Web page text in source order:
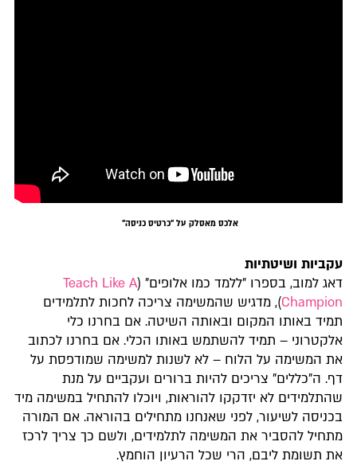
אלכס מאסלק על "כרטיס כניסה"
עקביות ושיטתיות
דאג למוב, בספרו "ללמד כמו אלופים" (Teach Like A
Champion), מדגיש שהמשימה צריכה לחכות לתלמידים
תמיד באותו המקום ובאותה השיטה. אם בחרנו כלי
אלקטרוני – תמיד להשתמש באותו הכלי. אם בחרנו לכתוב
את המשימה על הלוח – לא לשנות למשימה שמודפסת על
דף. ה"כללים" צריכים להיות ברורים ועקביים על מנת
שהתלמידים לא יזדקקו להוראות, ויוכלו להתחיל במשימה מיד
בכניסה לשיעור, לפני שאנחנו מתחילים בהוראה. אם המורה
מתחיל להסביר את המשימה לתלמידים, ולשם כך צריך לרכז
את תשומת ליבם, הרי שכל הרעיון הוחמץ.